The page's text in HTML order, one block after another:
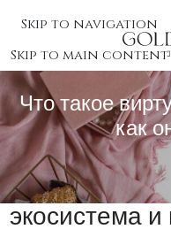
Skip to navigation
Skip to main content
Что такое
как
Что такое
экосистема и